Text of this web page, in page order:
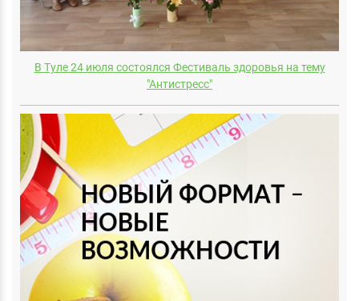
В Туле 24 июля состоялся Фестиваль здоровья на тему
"Антистресс"